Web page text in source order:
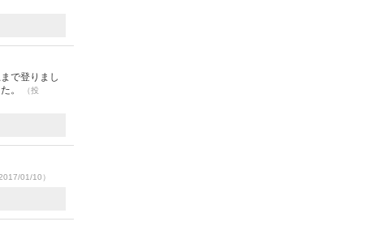
で登りまし
。
（投
01/10）